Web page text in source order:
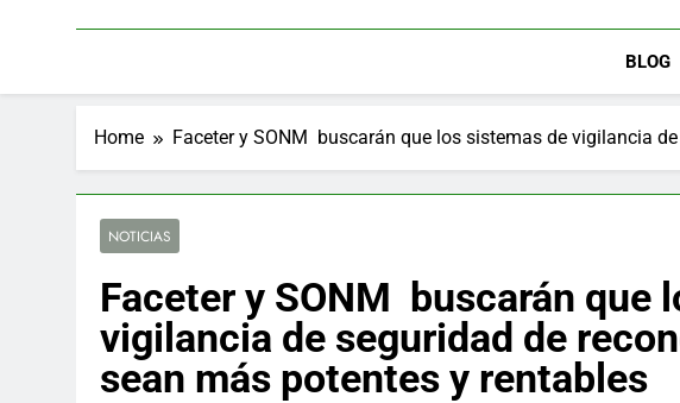
BLOG
Home Faceter y SONM buscarán que los sistemas de vigilancia
NOTICIAS
Faceter y SONM buscarán que
vigilancia de seguridad de
sean más potentes y rentables